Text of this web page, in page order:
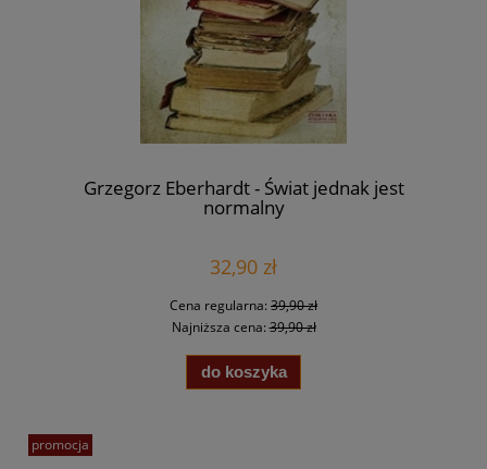
Grzegorz Eberhardt - Świat jednak jest
normalny
32,90 zł
Cena regularna: 39,90 zł
Najniższa cena:39,90 zł
do koszyka
promocja